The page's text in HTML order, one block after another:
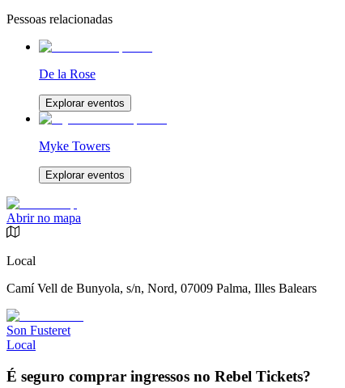
Pessoas relacionadas
De la Rose
Explorar eventos
Myke Towers
Explorar eventos
Abrir no mapa
Local
Camí Vell de Bunyola, s/n, Nord, 07009 Palma, Illes Balears
Son Fusteret
Local
É seguro comprar ingressos no Rebel Tickets?